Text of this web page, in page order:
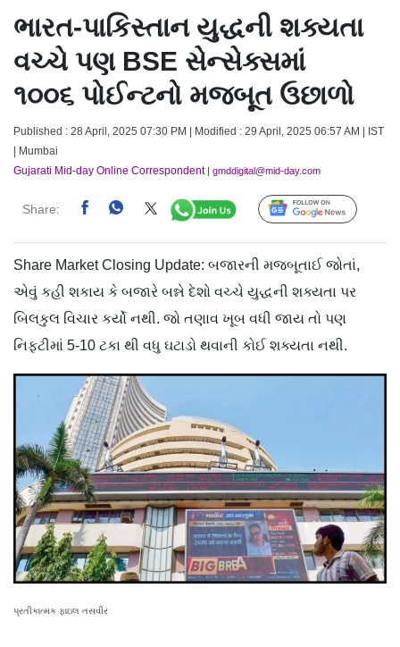
ભારત-પાકિસ્તાન યુદ્ધની શક્યતા
વચ્ચે પણ BSE સેન્સેક્સમાં
૧૦૦૬ પોઈન્ટનો મજબૂત ઉછાળો
Published : 28 April, 2025 07:30 PM | Modified : 29 April, 2025 06:57 AM | IST
| Mumbai
Gujarati Mid-day Online Correspondent| gmddigital@mid-day.com
Share: Follow Us
Share Market Closing Update: બજારની મજબૂતાઈ જોતાં,
એવું કહી શકાય કે બજારે બન્ને દેશો વચ્ચે યુદ્ધની શક્યતા પર
બિલકુલ વિચાર કર્યો નથી. જો તણાવ ખૂબ વધી જાય તો પણ
નિફ્ટીમાં 5-10 ટકા થી વધુ ઘટાડો થવાની કોઈ શક્યતા નથી.
પ્રતીકાત્મક ફાઇલ તસવીર